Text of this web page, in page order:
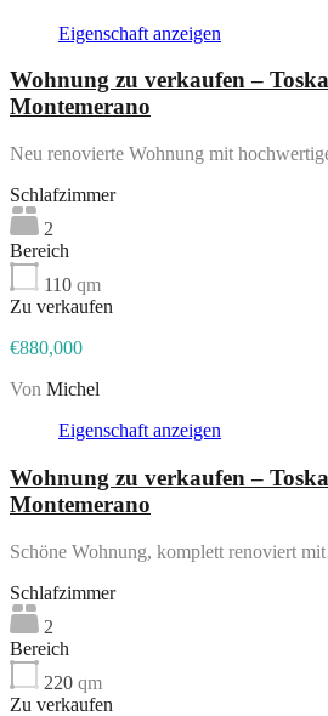
Eigenschaft anzeigen
Wohnung zu verkaufen –
Montemerano
Neu renovierte Wohnung mit
Schlafzimmer
2
Bereich
110 qm
Zu verkaufen
€880,000
Von Michel
Eigenschaft anzeigen
Wohnung zu verkaufen –
Montemerano
Schöne Wohnung, komplett renoviert
Schlafzimmer
2
Bereich
220 qm
Zu verkaufen